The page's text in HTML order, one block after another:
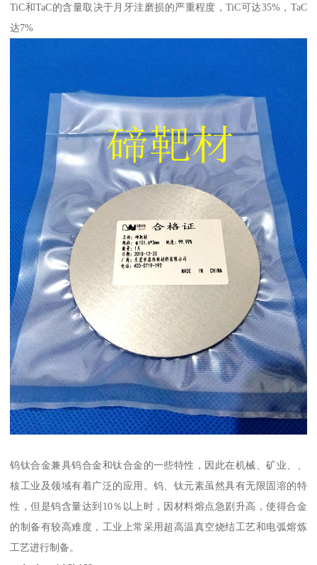
TiC和TaC的含量取决于月牙洼磨损的严重程度，TiC可达35%，TaC
达7%
钨钛合金兼具钨合金和钛合金的一些特性，因此在机械、矿业、、
核工业及领域有着广泛的应用。钨、钛元素虽然具有无限固溶的特
性，但是钨含量达到10％以上时，因材料熔点急剧升高，使得合金
的制备有较高难度，工业上常采用超高温真空烧结工艺和电弧熔炼
工艺进行制备。